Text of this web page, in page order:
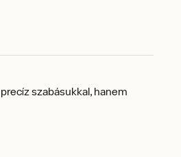
szabásukkal, hanem